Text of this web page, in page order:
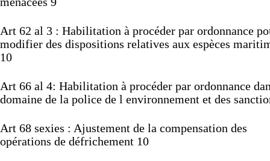
Art 62 al 3 : Habilitation à procéder par ordonnance
modifier des dispositions relatives aux espèces
10
Art 66 al 4: Habilitation à procéder par ordonnance
domaine de la police de l environnement et des
Art 68 sexies : Ajustement de la compensation des
opérations de défrichement 10